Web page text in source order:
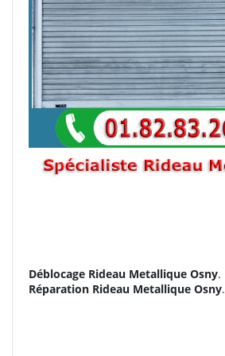
Déblocage Rideau Metallique Osny.
Réparation Rideau Metallique Osny.